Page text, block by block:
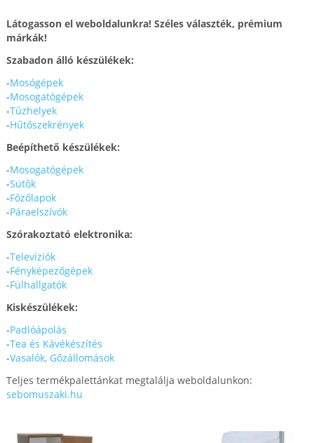
Látogasson el weboldalunkra! Széles választék, prémium
márkák!
Szabadon álló készülékek:
-Mosógépek
-Mosogatógépek
-Tűzhelyek
-Hűtőszekrények
Beépíthető készülékek:
-Mosogatógépek
-Sütők
-Főzőlapok
-Páraelszívók
Szórakoztató elektronika:
-Televíziók
-Fényképezőgépek
-Fülhallgatók
Kiskészülékek:
-Padlóápolás
-Tea és Kávékészítés
-Vasalók, Gőzállomások
Teljes termékpalettánkat megtalálja weboldalunkon:
sebomuszaki.hu